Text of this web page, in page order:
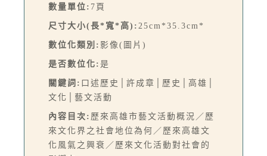
數量單位: 7頁
尺寸大小(長*寬*高): 25cm*35.3cm*
數位化類別: 影像(圖片)
是否數位化: 是
關鍵詞: 口述歷史│許成章│歷史│高雄│
文化│藝文活動
內容目次: 歷來高雄市藝文活動概況／歷
來文化界之社會地位為何／歷來高雄文
化風氣之興衰／歷來文化活動對社會的